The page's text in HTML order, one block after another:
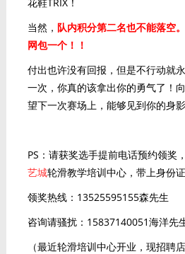
当然， 队内积分第二名也不能落空
网包一个！！
付出也许没有回报，但是不行动就
一次，你真的该拿出你的勇气了！
望下一次赛场上，能够见到你的身影
PS：请获奖选手提前电话预约领奖
艺城轮滑教学培训中心，带上身份
领奖热线：13525595155森先生
咨询请骚扰：15837140051海洋先
（最近轮滑培训中心开业，现招聘